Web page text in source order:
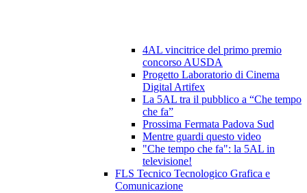
4AL vincitrice del primo premio
concorso AUSDA
Progetto Laboratorio di Cinema
Digital Artifex
La 5AL tra il pubblico a “Che tempo
che fa”
Prossima Fermata Padova Sud
Mentre guardi questo video
"Che tempo che fa": la 5AL in
televisione!
FLS Tecnico Tecnologico Grafica e
Comunicazione